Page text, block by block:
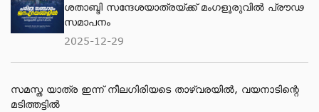
ശതാബ്ദി സന്ദേശയാത്രയ്ക്ക് മംഗളൂരുവിൽ പ്രൗഢ
സമാപനം
2025-12-29
സമസ്ത യാത്ര ഇന്ന് നീലഗിരിയടെ താഴ്‌വരയിൽ, വയനാടിന്റെ
മടിത്തട്ടിൽ